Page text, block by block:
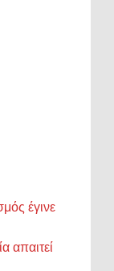
έγινε
απαιτεί